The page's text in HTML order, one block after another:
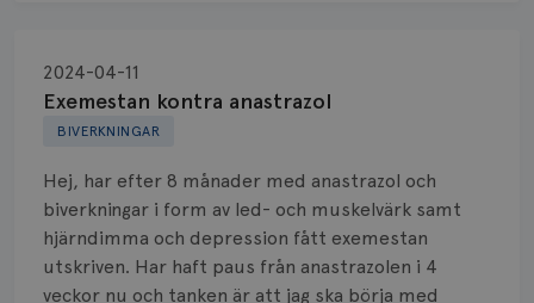
BIVERKNINGAR
Exemestan kontra anastrazol
2024-04-11
Hej, har efter 8 månader med anastrazol och
biverkningar i form av led- och muskelvärk samt
hjärndimma och depression fått exemestan
utskriven. Har haft paus från anastrazolen i 4
veckor nu och tanken är att jag ska börja med
Biopsi
Biverkningar
Bröstvårta
Knöl